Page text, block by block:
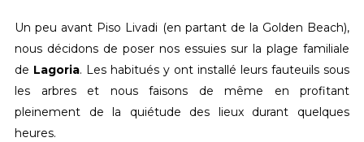
Un peu avant Piso Livadi (en partant de la Golden Beach),
nous décidons de poser nos essuies sur la plage familiale
de Lagoria. Les habitués y ont installé leurs fauteuils sous
les arbres et nous faisons de même en profitant
pleinement de la quiétude des lieux durant quelques
heures.